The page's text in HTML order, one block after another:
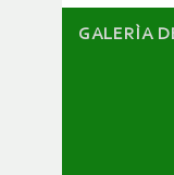
GALERÌA